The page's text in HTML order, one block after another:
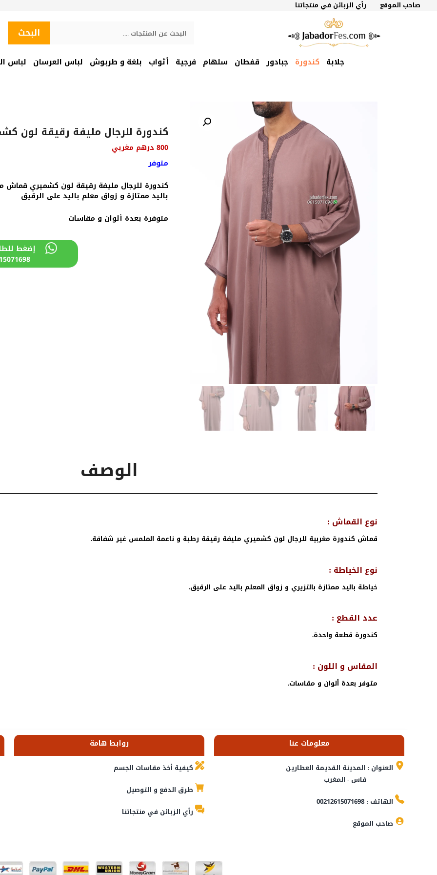
انتقلصاحب الموقع رأي الزبائن في منتجاتنا
البحث
جلابة كندورة جبادور قفطان سلهام فرجية أثواب بلغة و طربوش لباس العرسان لباس
كندورة للرجال مليفة رقيقة لون
800 درهم مغربي
متوفر
كندورة للرجال مليفة رقيقة لون كشميري قماش
باليد ممتازة و زواق معلم باليد على الرقيق
متوفرة بعدة ألوان و مقاسات
إضغط
الوصف
نوع القماش :
قماش كندورة مغربية للرجال لون كشميري مليفة رقيقة رطبة و ناعمة الملمس غير شفافة.
نوع الخياطة :
خياطة باليد ممتازة بالتزيري و زواق المعلم باليد على الرقيق.
عدد القطع :
كندورة قطعة واحدة.
المقاس و اللون :
متوفر بعدة ألوان و مقاسات.
معلومات عنا
العنوان : المدينة القديمة العطارين
فاس - المغرب
الهاتف : 00212615071698
صاحب الموقع
روابط هامة
كيفية أخذ مقاسات الجسم
طرق الدفع و التوصيل
رأي الزبائن في منتجاتنا